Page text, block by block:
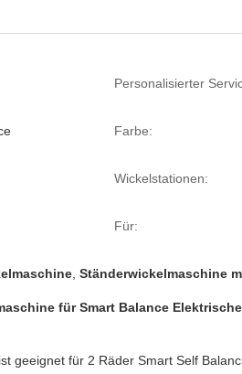
Personalisierter
Farbe:
Wickelstationen:
Für:
Ständerwickelmaschine
für Smart Balance
geeignet für 2 Räder Smart Self